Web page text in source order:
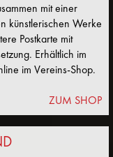
mit einer
künstlerischen Werke
Postkarte mit
Erhältlich im
im Vereins-Shop.
ZUM SHOP